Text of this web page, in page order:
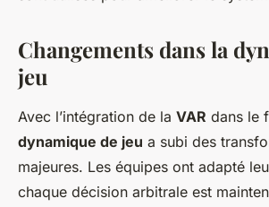
Changements dans la
jeu
Avec l’intégration de la VAR dans le
dynamique de jeu a subi des
majeures. Les équipes ont adapté
chaque décision arbitrale est